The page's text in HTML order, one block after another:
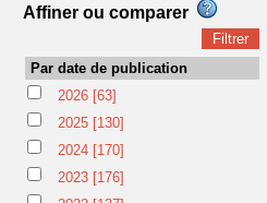
Affiner ou comparer
Par date de publication
2026 [63]
2025 [130]
2024 [170]
2023 [176]